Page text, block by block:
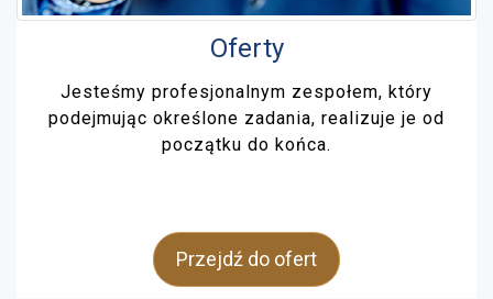
Oferty
Jesteśmy profesjonalnym zespołem, który
podejmując określone zadania, realizuje je od
początku do końca.
Przejdź do ofert